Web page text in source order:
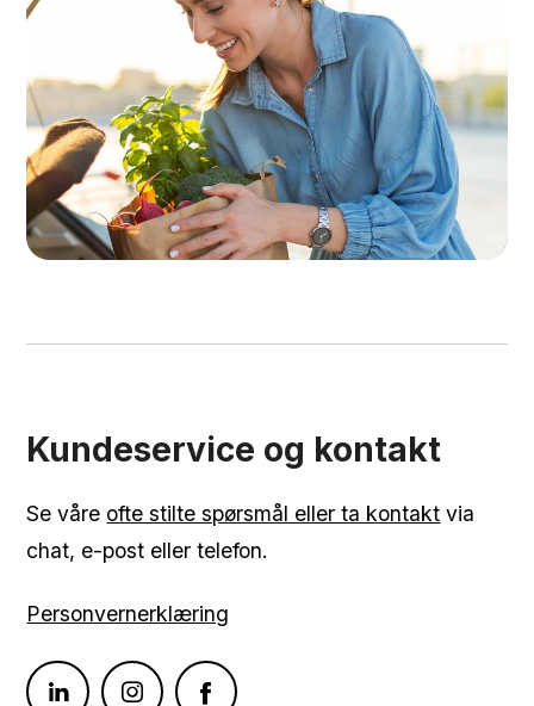
Kundeservice og kontakt
Se våre ofte stilte spørsmål eller ta kontakt via
chat, e-post eller telefon.
Personvernerklæring